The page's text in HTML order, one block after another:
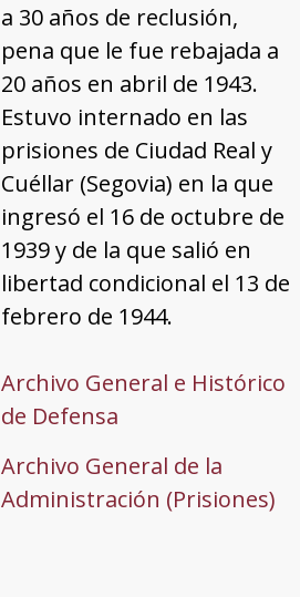
a 30 años de reclusión,
pena que le fue rebajada a
20 años en abril de 1943.
Estuvo internado en las
prisiones de Ciudad Real y
Cuéllar (Segovia) en la que
ingresó el 16 de octubre de
1939 y de la que salió en
libertad condicional el 13 de
febrero de 1944.
Archivo General e Histórico
de Defensa
Archivo General de la
Administración (Prisiones)